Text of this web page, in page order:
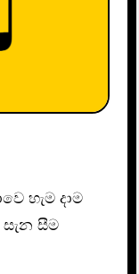
හැම දාම
සැන සීම